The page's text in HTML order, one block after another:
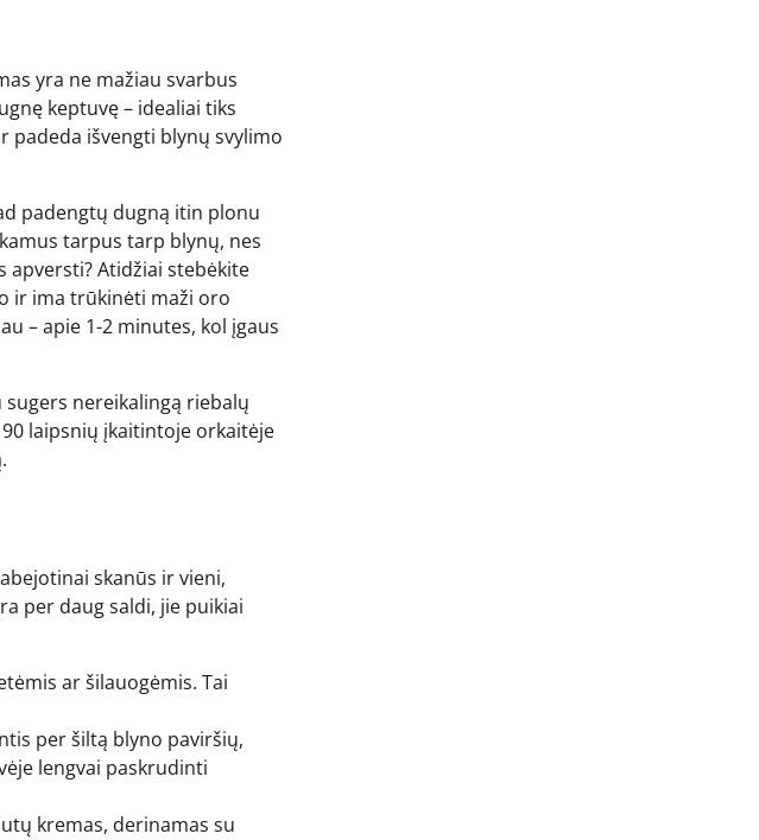
yra ne mažiau svarbus
keptuvę – idealiai tiks
padeda išvengti blynų svylimo
padengtų dugną itin plonu
tarpus tarp blynų, nes
apversti? Atidžiai stebėkite
ir ima trūkinėti maži oro
– apie 1-2 minutes, kol įgaus
nereikalingą riebalų
laipsnių įkaitintoje orkaitėje
skanūs ir vieni,
per daug saldi, jie puikiai
ar šilauogėmis. Tai
per šiltą blyno paviršių,
lengvai paskrudinti
kremas, derinamas su